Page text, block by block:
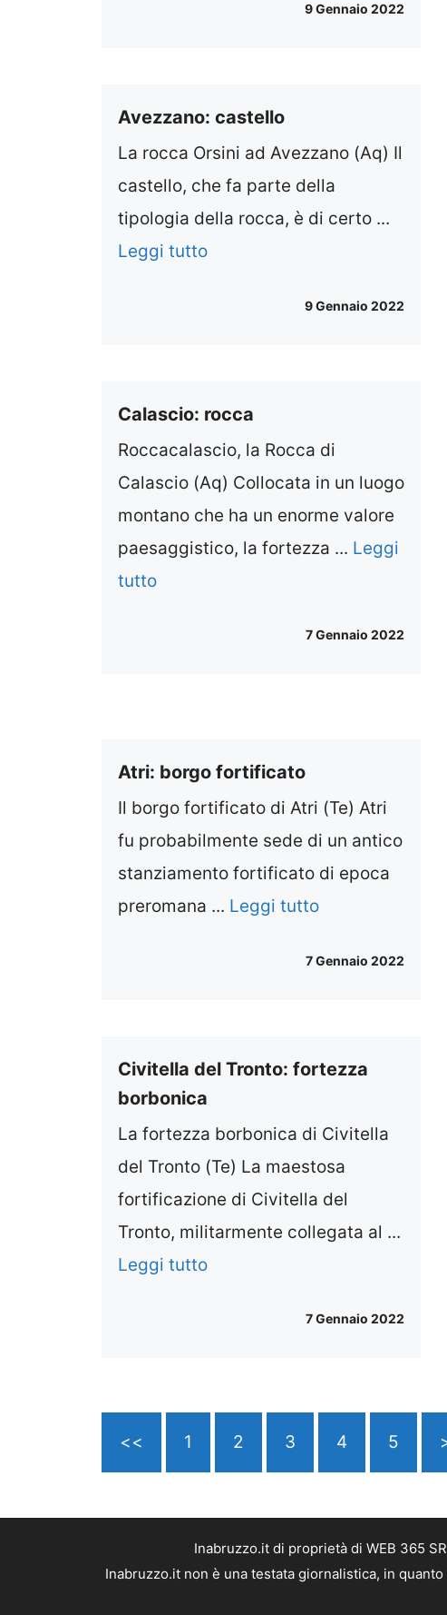
9 Gennaio 2022
Avezzano: castello
La rocca Orsini ad Avezzano (Aq) Il
castello, che fa parte della
tipologia della rocca, è di certo ...
Leggi tutto
9 Gennaio 2022
Calascio: rocca
Roccacalascio, la Rocca di
Calascio (Aq) Collocata in un luogo
montano che ha un enorme valore
paesaggistico, la fortezza ... Leggi
tutto
7 Gennaio 2022
Atri: borgo fortificato
Il borgo fortificato di Atri (Te) Atri
fu probabilmente sede di un antico
stanziamento fortificato di epoca
preromana ... Leggi tutto
7 Gennaio 2022
Civitella del Tronto: fortezza
borbonica
La fortezza borbonica di Civitella
del Tronto (Te) La maestosa
fortificazione di Civitella del
Tronto, militarmente collegata al ...
Leggi tutto
7 Gennaio 2022
<< 1 2 3 4 5
Inabruzzo.it di proprietà di WEB 365
Inabruzzo.it non è una testata giornalistica, in